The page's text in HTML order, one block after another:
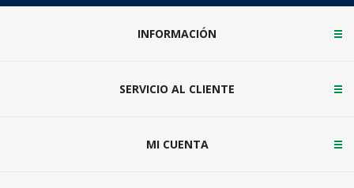
INFORMACIÓN
SERVICIO AL CLIENTE
MI CUENTA